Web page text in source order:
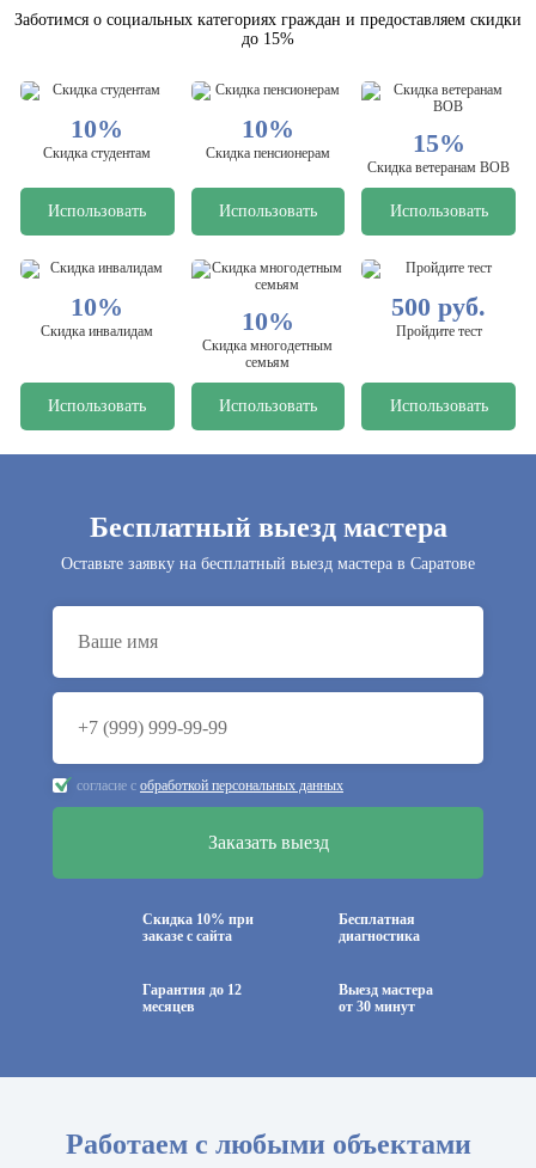
Заботимся о социальных категориях граждан и предоставляем скидки
до 15%
10%
Скидка студентам
Использовать
10%
Скидка пенсионерам
Использовать
15%
Скидка ветеранам ВОВ
Использовать
10%
Скидка инвалидам
Использовать
10%
Скидка многодетным
семьям
Использовать
500 руб.
Пройдите тест
Использовать
Бесплатный выезд мастера
Оставьте заявку на бесплатный выезд мастера в Саратове
согласие с обработкой персональных данных
Скидка 10% при
заказе с сайта
Бесплатная
диагностика
Гарантия до 12
месяцев
Выезд мастера
от 30 минут
Работаем с любыми объектами